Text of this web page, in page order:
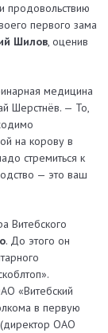
продовольствию
первого зама
Шилов, оценив
медицина
Шерстнёв. — То,
на корову в
стремиться к
— это ваш
Витебского
. До этого он
«Витебский
в первую
(директор ОАО